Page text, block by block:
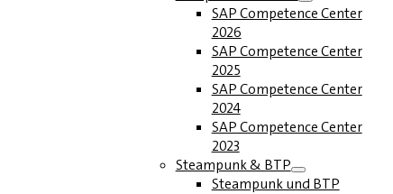
SAP Competence Center
2026
SAP Competence Center
2025
SAP Competence Center
2024
SAP Competence Center
2023
Steampunk & BTP
Steampunk und BTP